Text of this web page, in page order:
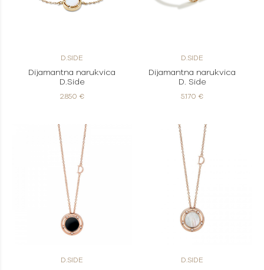
D.SIDE
Dijamantna narukvica
D.Side
2.850 €
D.SIDE
Dijamantna narukvica
D. Side
5.170 €
D.SIDE D.SIDE